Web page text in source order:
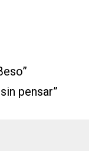
pensar”